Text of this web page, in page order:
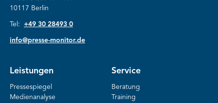
10117 Berlin
Tel: +49 30 28493 0
info@presse-monitor.de
Leistungen
Pressespiegel
Medienanalyse
Service
Beratung
Training